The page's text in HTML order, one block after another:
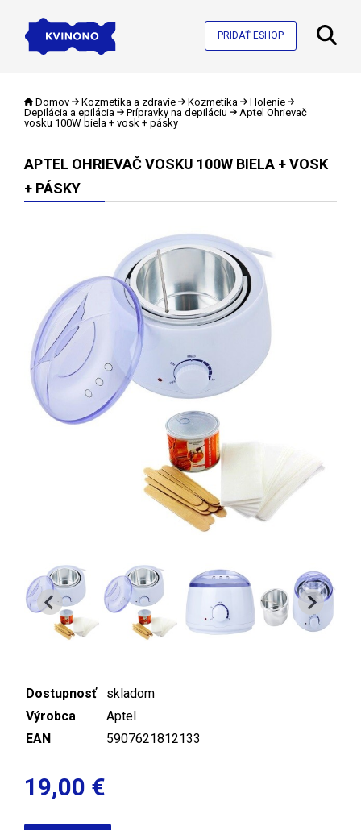
PRIDAŤ ESHOP
Domov Kozmetika a zdravie Kozmetika
Holenie
Depilácia a epilácia
Prípravky na depiláciu
Aptel Ohrievač
vosku 100W biela + vosk + pásky
APTEL OHRIEVAČ VOSKU 100W BIELA + VOSK
+ PÁSKY
Dostupnosť
skladom
Výrobca
Aptel
EAN
5907621812133
19,00 €